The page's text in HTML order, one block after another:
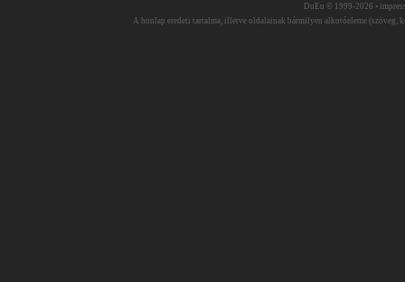
DuEn © 1999-2026 •
A honlap eredeti tartalma, illetve oldalainak bármilyen alkotóeleme (szöveg,